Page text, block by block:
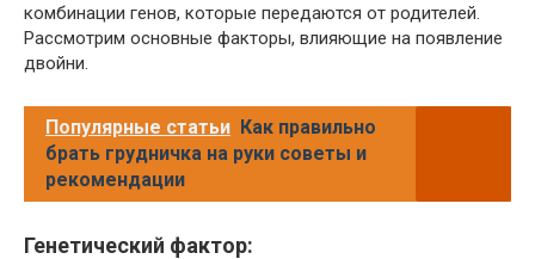
комбинации генов, которые передаются от родителей.
Рассмотрим основные факторы, влияющие на появление
двойни.
Популярные статьи Как правильно
брать грудничка на руки советы и
рекомендации
Генетический фактор: